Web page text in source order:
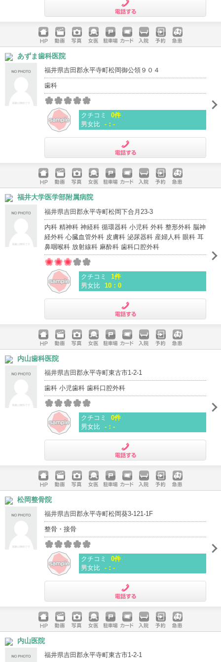
ホームペ
ージ
動画 写真 女医 駐車場
クレジッ
入院 予約 急患
あずま歯科医院
福井県吉田郡永平寺町松岡御公領９０４
歯科
クチコミ
0件
男女比 -：-
ホームペ
ージ
動画 写真 女医 駐車場
クレジッ
入院 予約 急患
福井大学医学部附属病院
福井県吉田郡永平寺町松岡下合月23-3
内科 精神科 神経科 循環器科 小児科 外科 整形外科 脳神
経外科 心臓血管外科 皮膚科 泌尿器科 産婦人科 眼科 耳
鼻咽喉科 放射線科 麻酔科 歯科口腔外科
クチコミ
1件
男女比
10：0
ホームペ
ージ
動画 写真 女医 駐車場
クレジッ
入院 予約 急患
内山歯科医院
福井県吉田郡永平寺町東古市1-2-1
歯科 小児歯科 歯科口腔外科
クチコミ
0件
男女比 -：-
ホームペ
ージ
動画 写真 女医 駐車場
クレジッ
入院 予約 急患
松岡整骨院
福井県吉田郡永平寺町松岡葵3-121-1F
整骨・接骨
クチコミ
0件
男女比 -：-
ホームペ
ージ
動画 写真 女医 駐車場
クレジッ
入院 予約 急患
内山医院
福井県吉田郡永平寺町東古市1-2-1